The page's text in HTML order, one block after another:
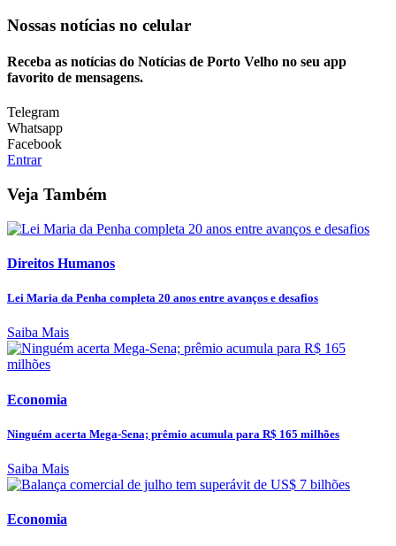
Nossas notícias no celular
Receba as notícias do Notícias de Porto Velho no seu app
favorito de mensagens.
Telegram
Whatsapp
Facebook
Entrar
Veja Também
Direitos Humanos
Lei Maria da Penha completa 20 anos entre avanços e desafios
Saiba Mais
Economia
Ninguém acerta Mega-Sena; prêmio acumula para R$ 165 milhões
Saiba Mais
Economia